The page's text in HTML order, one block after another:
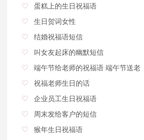
蛋糕上的生日祝福语
生日贺词女性
结婚祝福语短信
叫女友起床的幽默短信
端午节给老师的祝福语 端午节送老
祝福老师生日的话
企业员工生日祝福语
周末发给客户的短信
猴年生日祝福语